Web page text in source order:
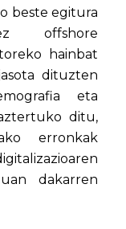
beste egitura
offshore
hainbat
dituzten
eta
ditu,
erronkak
dakarren